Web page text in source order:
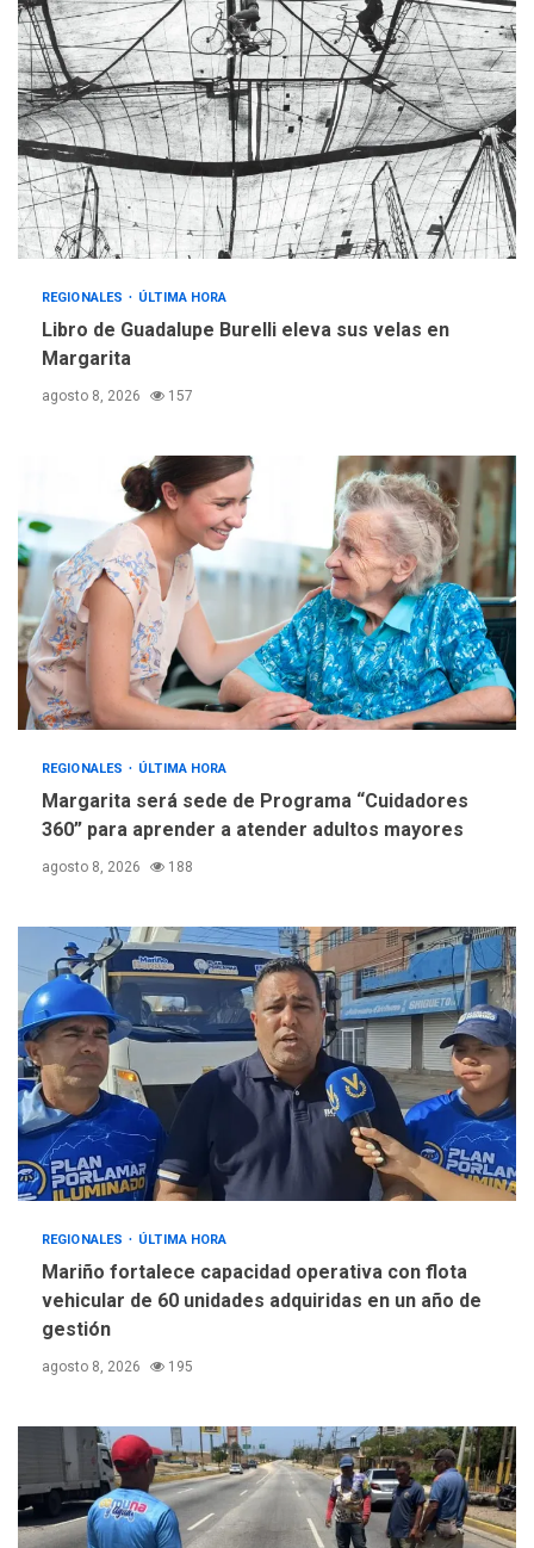
2
adultos mayores
3
REGIONALES ÚLTIMA HORA
Mariño fortalece capacidad
operativa con flota
vehicular de 60 unidades
adquiridas en un año de
gestión
4
REGIONALES ÚLTIMA HORA
«Juan Bautista Arismendi» a
la altura de Macho Muerto
trabajan en diplomado para
creación y manejo de
estadísticas de turismo
REGIONALES ÚLTIMA HORA
Libro de Guadalupe Burelli eleva sus velas en
Margarita
agosto 8, 2026 157
REGIONALES ÚLTIMA HORA
Margarita será sede de Programa “Cuidadores
360” para aprender a atender adultos mayores
agosto 8, 2026 188
REGIONALES ÚLTIMA HORA
Mariño fortalece capacidad operativa con flota
vehicular de 60 unidades adquiridas en un año de
gestión
agosto 8, 2026 195